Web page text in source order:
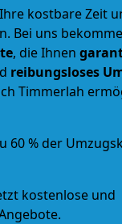
kostbare Zeit
Bei uns
, die Ihnen
reibungsloses
Timmerlah
60 % der
kostenlose und